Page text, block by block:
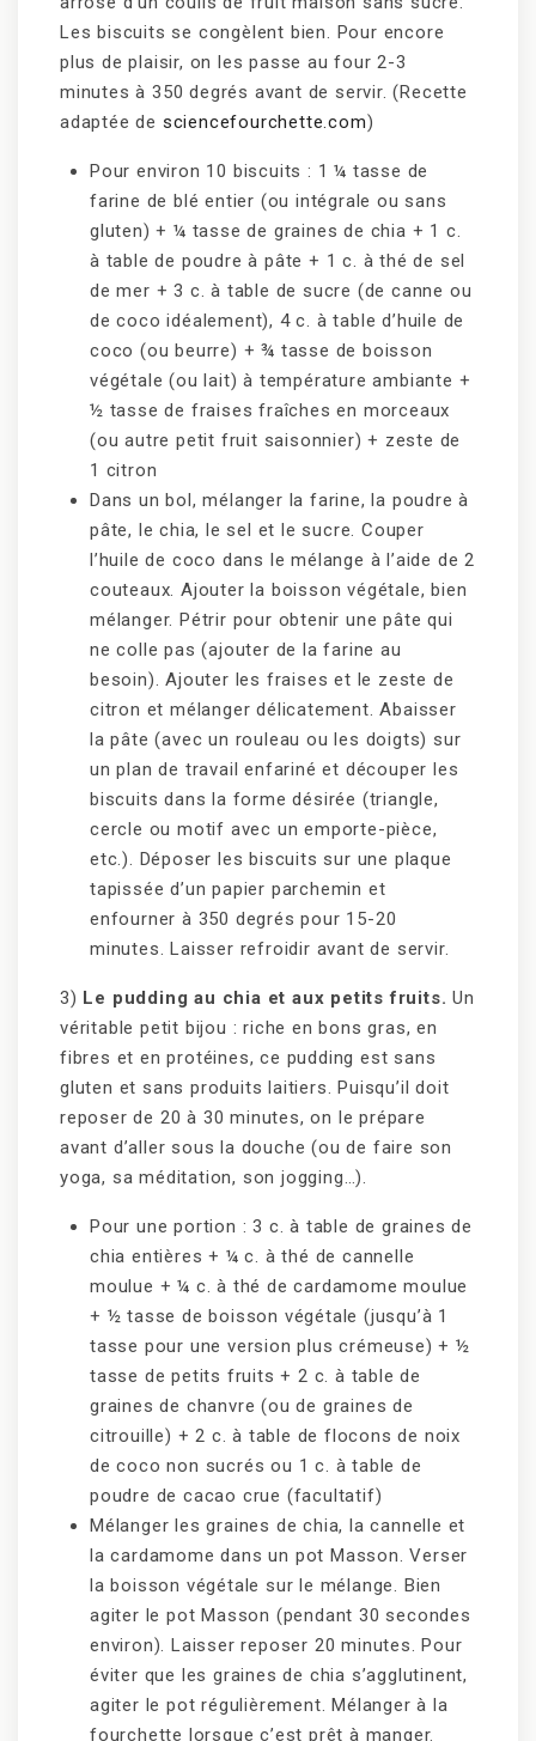
Les biscuits se congèlent bien. Pour encore
plus de plaisir, on les passe au four 2-3
minutes à 350 degrés avant de servir. (Recette
adaptée de sciencefourchette.com)
Pour environ 10 biscuits : 1 ¼ tasse de
farine de blé entier (ou intégrale ou sans
gluten) + ¼ tasse de graines de chia + 1 c.
à table de poudre à pâte + 1 c. à thé de sel
de mer + 3 c. à table de sucre (de canne ou
de coco idéalement), 4 c. à table d’huile de
coco (ou beurre) + ¾ tasse de boisson
végétale (ou lait) à température ambiante +
½ tasse de fraises fraîches en morceaux
(ou autre petit fruit saisonnier) + zeste de
1 citron
Dans un bol, mélanger la farine, la poudre à
pâte, le chia, le sel et le sucre. Couper
l’huile de coco dans le mélange à l’aide de 2
couteaux. Ajouter la boisson végétale, bien
mélanger. Pétrir pour obtenir une pâte qui
ne colle pas (ajouter de la farine au
besoin). Ajouter les fraises et le zeste de
citron et mélanger délicatement. Abaisser
la pâte (avec un rouleau ou les doigts) sur
un plan de travail enfariné et découper les
biscuits dans la forme désirée (triangle,
cercle ou motif avec un emporte-pièce,
etc.). Déposer les biscuits sur une plaque
tapissée d’un papier parchemin et
enfourner à 350 degrés pour 15-20
minutes. Laisser refroidir avant de servir.
3) Le pudding au chia et aux petits fruits. Un
véritable petit bijou : riche en bons gras, en
fibres et en protéines, ce pudding est sans
gluten et sans produits laitiers. Puisqu’il doit
reposer de 20 à 30 minutes, on le prépare
avant d’aller sous la douche (ou de faire son
yoga, sa méditation, son jogging…).
Pour une portion : 3 c. à table de graines de
chia entières + ¼ c. à thé de cannelle
moulue + ¼ c. à thé de cardamome moulue
+ ½ tasse de boisson végétale (jusqu’à 1
tasse pour une version plus crémeuse) + ½
tasse de petits fruits + 2 c. à table de
graines de chanvre (ou de graines de
citrouille) + 2 c. à table de flocons de noix
de coco non sucrés ou 1 c. à table de
poudre de cacao crue (facultatif)
Mélanger les graines de chia, la cannelle et
la cardamome dans un pot Masson. Verser
la boisson végétale sur le mélange. Bien
agiter le pot Masson (pendant 30 secondes
environ). Laisser reposer 20 minutes. Pour
éviter que les graines de chia s’agglutinent,
agiter le pot régulièrement. Mélanger à la
fourchette lorsque c’est prêt à manger.